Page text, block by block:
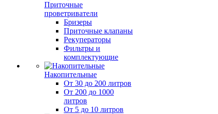
Приточные
проветриватели
Бризеры
Приточные клапаны
Рекуператоры
Фильтры и
комплектующие
Накопительные
От 30 до 200 литров
От 200 до 1000
литров
От 5 до 10 литров